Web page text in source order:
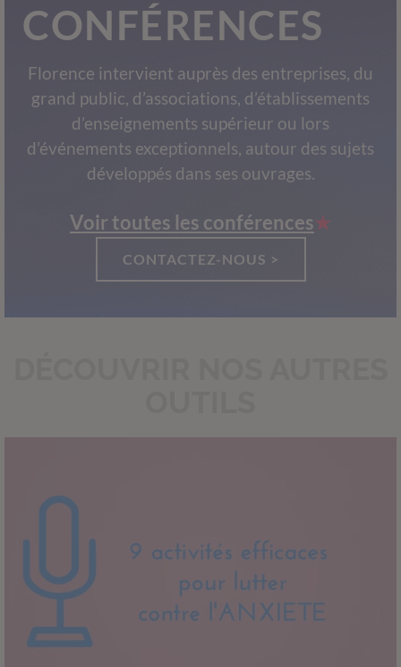
CONFÉRENCES
Florence intervient auprès des entreprises, du
grand public, d’associations, d’établissements
d’enseignements supérieur ou lors
d’événements exceptionnels, autour des sujets
développés dans ses ouvrages.
Voir toutes les conférences
CONTACTEZ-NOUS >